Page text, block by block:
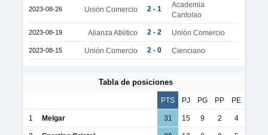
2023-08-26 Unión Comercio 2 - 1
Academia
Cantolao
2023-08-19 Alianza Atlético 2 - 2 Unión Comercio
2023-08-15 Unión Comercio 2 - 0 Cienciano
Tabla de posiciones
PTS PJ PG PP PE
1 Melgar 31 15 9 2 4